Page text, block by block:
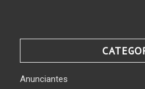
Anunciantes